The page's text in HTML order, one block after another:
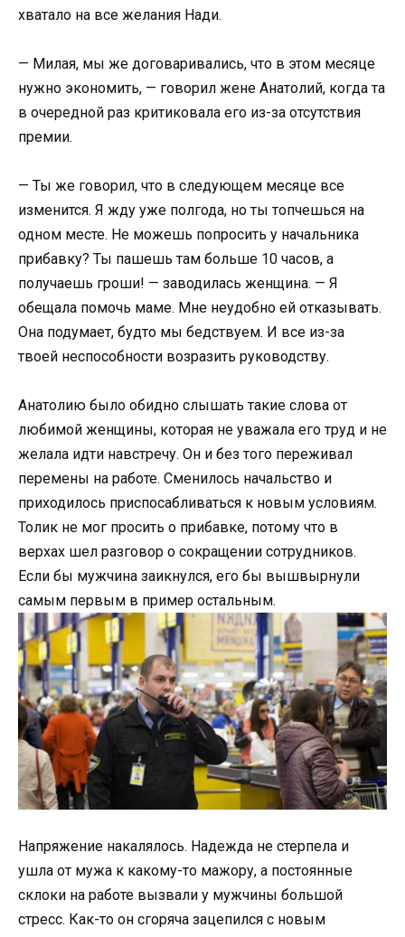
хватало на все желания Нади.
— Милая, мы же договаривались, что в этом месяце
нужно экономить, — говорил жене Анатолий, когда та
в очередной раз критиковала его из-за отсутствия
премии.
— Ты же говорил, что в следующем месяце все
изменится. Я жду уже полгода, но ты топчешься на
одном месте. Не можешь попросить у начальника
прибавку? Ты пашешь там больше 10 часов, а
получаешь гроши! — заводилась женщина. — Я
обещала помочь маме. Мне неудобно ей отказывать.
Она подумает, будто мы бедствуем. И все из-за
твоей неспособности возразить руководству.
Анатолию было обидно слышать такие слова от
любимой женщины, которая не уважала его труд и не
желала идти навстречу. Он и без того переживал
перемены на работе. Сменилось начальство и
приходилось приспосабливаться к новым условиям.
Толик не мог просить о прибавке, потому что в
верхах шел разговор о сокращении сотрудников.
Если бы мужчина заикнулся, его бы вышвырнули
самым первым в пример остальным.
Напряжение накалялось. Надежда не стерпела и
ушла от мужа к какому-то мажору, а постоянные
склоки на работе вызвали у мужчины большой
стресс. Как-то он сгоряча зацепился с новым